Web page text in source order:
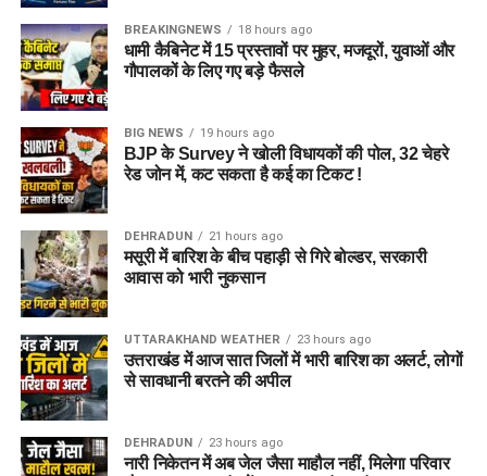
होगा माहौल
आलंबन गांव की सबसे खास बात यही होगी कि यहां रहने वाली महिलाओं
और बच्चों को यह महसूस न हो कि वे किसी जेल या बंद संस्थान में रह रहे
हैं। इसके बजाय पूरा परिसर एक रेजिडेंशियल कॉम्प्लेक्स की तरह विकसित
किया जाएगा, जहां सुरक्षा के साथ रहने, पढ़ाई, दैनिक जीवन और सामाजिक
विकास से जुड़ी सुविधाएं उपलब्ध होंगी।
परिसर को आधुनिक सुविधाओं से लैस करने की योजना है। यहां आंगनबाड़ी
केंद्र भी खोले जाएंगे। जरूरत पड़ने पर प्राथमिक विद्यालय की सुविधा भी
उपलब्ध कराई जा सकती है। इस पहल का मकसद सिर्फ महिलाओं और
बच्चों को रहने की जगह देना नहीं, बल्कि उन्हें ऐसा वातावरण उपलब्ध कराना
है, जहां वे खुद को सुरक्षित, सम्मानित और परिवार का हिस्सा महसूस कर
सकें।
5 एकड़ जमीन की हो रही है तलाश
आलंबन गांव विकसित करने के लिए करीब 5 एकड़ जमीन की आवश्यकता
BREAKINGNEWS 18 hours ago
धामी कैबिनेट में 15 प्रस्तावों पर मुहर, मजदूरों, युवाओं और
गौपालकों के लिए गए बड़े फैसले
BIG NEWS 19 hours ago
BJP के Survey ने खोली विधायकों की पोल, 32 चेहरे
रेड जोन में, कट सकता है कई का टिकट !
DEHRADUN 21 hours ago
मसूरी में बारिश के बीच पहाड़ी से गिरे बोल्डर, सरकारी
आवास को भारी नुकसान
UTTARAKHAND WEATHER 23 hours ago
उत्तराखंड में आज सात जिलों में भारी बारिश का अलर्ट, लोगों
से सावधानी बरतने की अपील
DEHRADUN 23 hours ago
नारी निकेतन में अब जेल जैसा माहौल नहीं, मिलेगा परिवार